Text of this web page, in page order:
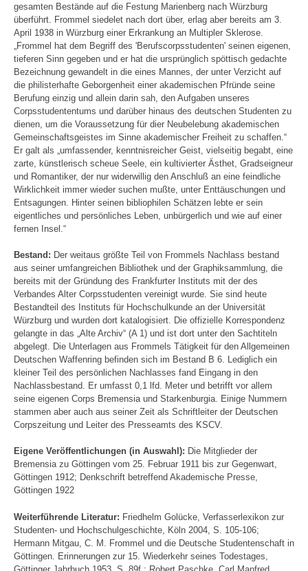
gesamten Bestände auf die Festung Marienberg nach Würzburg
überführt. Frommel siedelet nach dort über, erlag aber bereits am 3.
April 1938 in Würzburg einer Erkrankung an Multipler Sklerose.
„Frommel hat dem Begriff des 'Berufscorpsstudenten' seinen eigenen,
tieferen Sinn gegeben und er hat die ursprünglich spöttisch gedachte
Bezeichnung gewandelt in die eines Mannes, der unter Verzicht auf
die philisterhafte Geborgenheit einer akademischen Pfründe seine
Berufung einzig und allein darin sah, den Aufgaben unseres
Corpsstudententums und darüber hinaus des deutschen Studenten zu
dienen, um die Voraussetzung für dier Neubelebung akademischen
Gemeinschaftsgeistes im Sinne akademischer Freiheit zu schaffen.“
Er galt als „umfassender, kenntnisreicher Geist, vielseitig begabt, eine
zarte, künstlerisch scheue Seele, ein kultivierter Ästhet, Gradseigneur
und Romantiker, der nur widerwillig den Anschluß an eine feindliche
Wirklichkeit immer wieder suchen mußte, unter Enttäuschungen und
Entsagungen. Hinter seinen bibliophilen Schätzen lebte er sein
eigentliches und persönliches Leben, unbürgerlich und wie auf einer
fernen Insel.“
Bestand: Der weitaus größte Teil von Frommels Nachlass bestand
aus seiner umfangreichen Bibliothek und der Graphiksammlung, die
bereits mit der Gründung des Frankfurter Instituts mit der des
Verbandes Alter Corpsstudenten vereinigt wurde. Sie sind heute
Bestandteil des Instituts für Hochschulkunde an der Universität
Würzburg und wurden dort katalogisiert. Die offizielle Korrespondenz
gelangte in das „Alte Archiv“ (A 1) und ist dort unter den Sachtiteln
abgelegt. Die Unterlagen aus Frommels Tätigkeit für den Allgemeinen
Deutschen Waffenring befinden sich im Bestand B 6. Lediglich ein
kleiner Teil des persönlichen Nachlasses fand Eingang in den
Nachlassbestand. Er umfasst 0,1 lfd. Meter und betrifft vor allem
seine eigenen Corps Bremensia und Starkenburgia. Einige Nummern
stammen aber auch aus seiner Zeit als Schriftleiter der Deutschen
Corpszeitung und Leiter des Presseamts des KSCV.
Eigene Veröffentlichungen (in Auswahl): Die Mitglieder der
Bremensia zu Göttingen vom 25. Februar 1911 bis zur Gegenwart,
Göttingen 1912; Denkschrift betreffend Akademische Presse,
Göttingen 1922
Weiterführende Literatur: Friedhelm Golücke, Verfasserlexikon zur
Studenten- und Hochschulgeschichte, Köln 2004, S. 105-106;
Hermann Mitgau, C. M. Frommel und die Deutsche Studentenschaft in
Göttingen. Erinnerungen zur 15. Wiederkehr seines Todestages,